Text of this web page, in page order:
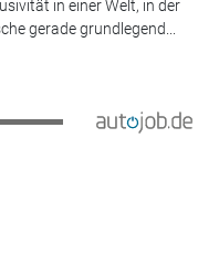
in einer Welt, in der
gerade grundlegend...